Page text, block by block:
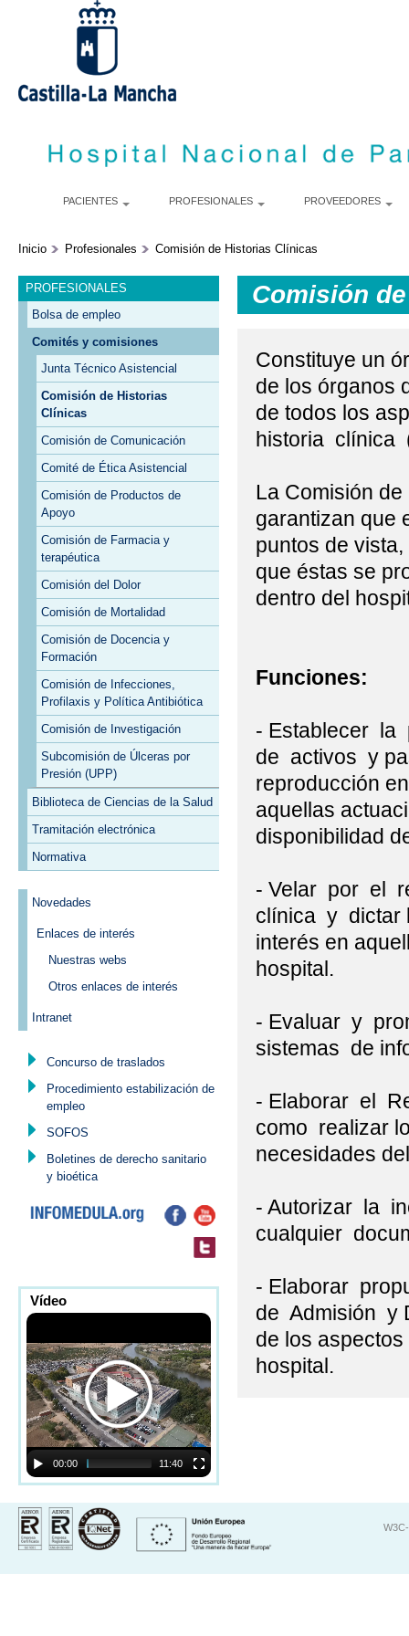
PACIENTES PROFESIONALES PROVEEDORES
Inicio Profesionales Comisión de Historias Clínicas
PROFESIONALES
Bolsa de empleo
Comités y comisiones
Junta Técnico Asistencial
Comisión de Historias
Clínicas
Comisión de Comunicación
Comité de Ética Asistencial
Comisión de Productos de
Apoyo
Comisión de Farmacia y
terapéutica
Comisión del Dolor
Comisión de Mortalidad
Comisión de Docencia y
Formación
Comisión de Infecciones,
Profilaxis y Política Antibiótica
Comisión de Investigación
Subcomisión de Úlceras por
Presión (UPP)
Biblioteca de Ciencias de la Salud
Tramitación electrónica
Normativa
Novedades
Enlaces de interés
Nuestras webs
Otros enlaces de interés
Intranet
Concurso de traslados
Procedimiento estabilización de
empleo
SOFOS
Boletines de derecho sanitario
y bioética
Vídeo
00:00 11:40
Comisión
Constituye un
de los órganos
de todos los
historia clínica
La Comisión
garantizan que
puntos de
que éstas se
dentro del
Funciones:
- Establecer la
de activos y
reproducción
aquellas
disponibilidad
- Velar por el
clínica y dictar
interés en
hospital.
- Evaluar y
sistemas de
- Elaborar el
como realizar
necesidades
- Autorizar la
cualquier
- Elaborar
de Admisión y
de los
hospital.